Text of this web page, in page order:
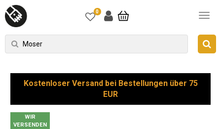
0
Kostenloser Versand bei Bestellungen über 75
EUR
WIR
VERSENDEN